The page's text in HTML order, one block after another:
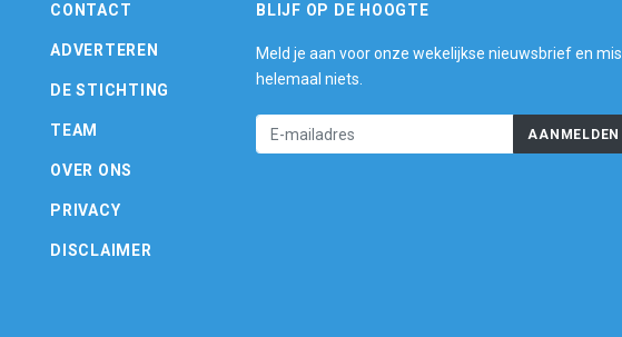
CONTACT
ADVERTEREN
DE STICHTING
TEAM
OVER ONS
PRIVACY
DISCLAIMER
BLIJF OP DE HOOGTE
Meld je aan voor onze wekelijkse nieuwsbrief en mis
helemaal niets.
AANMELDEN